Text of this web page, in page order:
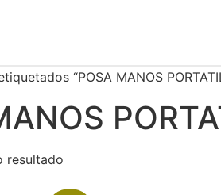
“POSA MANOS
resultado